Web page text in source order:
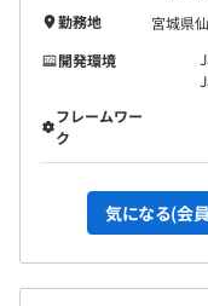
勤務地
宮城県
開発環境
フレームワー
ク
気になる(会